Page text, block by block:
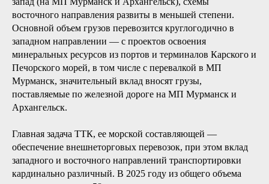
восточного направления развиты в меньшей степени.
Основной объем грузов перевозится круглогодично в
западном направлении — с проектов освоения
минеральных ресурсов из портов и терминалов Карского и
Печорского морей, в том числе с перевалкой в МП
Мурманск, значительный вклад вносят грузы,
поставляемые по железной дороге на МП Мурманск и
Архангельск.
Главная задача ТТК, ее морской составляющей —
обеспечение внешнеторговых перевозок, при этом вклад
западного и восточного направлений транспортировки
кардинально различный. В 2025 году из общего объема